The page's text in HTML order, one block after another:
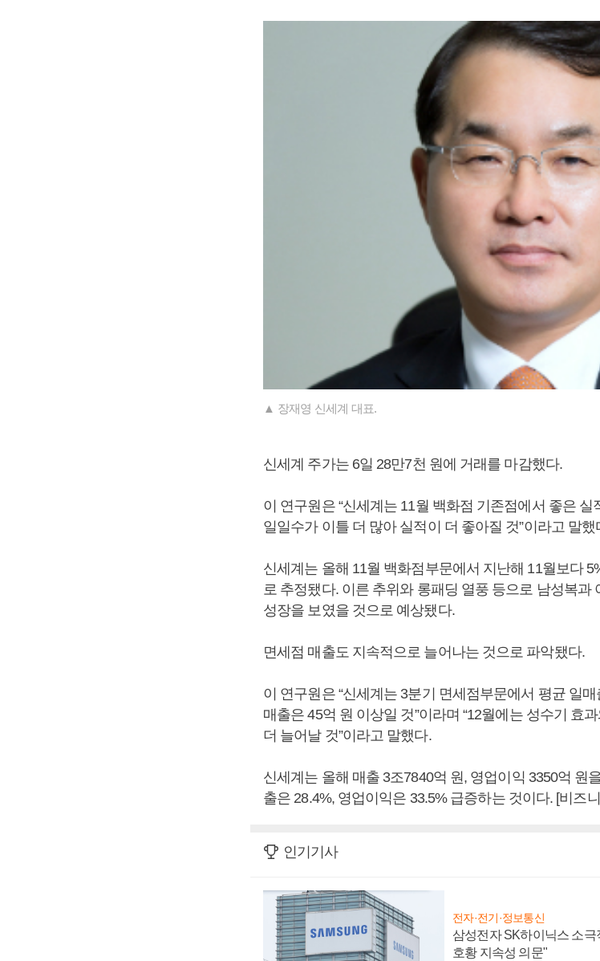
▲ 장재영 신세계 대표.
신세계 주가는 6일 28만7천 원에 거래를 마감했다.
이 연구원은 “신세계는 11월 백화점 기존점에서 좋은 실
일일수가 이틀 더 많아 실적이 더 좋아질 것”이라고 말했
신세계는 올해 11월 백화점부문에서 지난해 11월보다
로 추정됐다. 이른 추위와 롱패딩 열풍 등으로 남성복과
성장을 보였을 것으로 예상됐다.
면세점 매출도 지속적으로 늘어나는 것으로 파악됐다.
이 연구원은 “신세계는 3분기 면세점부문에서 평균 일
매출은 45억 원 이상일 것”이라며 “12월에는 성수기 효
더 늘어날 것”이라고 말했다.
신세계는 올해 매출 3조7840억 원, 영업이익 3350억 원
출은 28.4%, 영업이익은 33.5% 급증하는 것이다. [비즈
인기기사
전자·전기·정보통신
삼성전자 SK하이닉스 소극
호황 지속성 의문"